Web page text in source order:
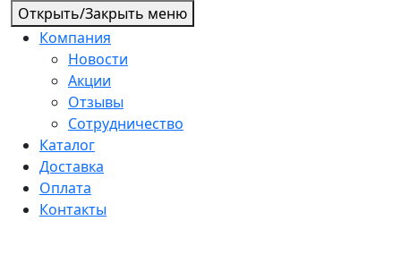
Открыть/Закрыть меню
Компания
Новости
Акции
Отзывы
Сотрудничество
Каталог
Доставка
Оплата
Контакты